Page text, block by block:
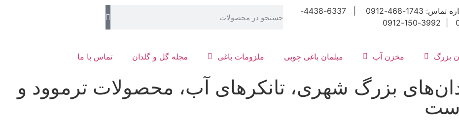
شماره تماس: 1743-468-0912 | 6337-4438-
بزرگ مخزن آب مبلمان باغی چوبی ملزومات باغی مجله گل و گلدان تماس با ما
بزرگ شهری، تانکرهای آب، محصولات ترموود و